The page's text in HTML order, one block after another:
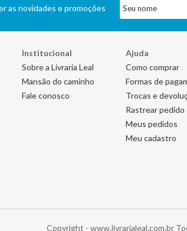
as novidades e promoções
Institucional
Sobre a Livraria Leal
Mansão do caminho
Fale conosco
Ajuda
Como comprar
Formas de
Trocas e
Rastrear pedido
Meus pedidos
Meu cadastro
Copyright - www.livrarialeal.com.br